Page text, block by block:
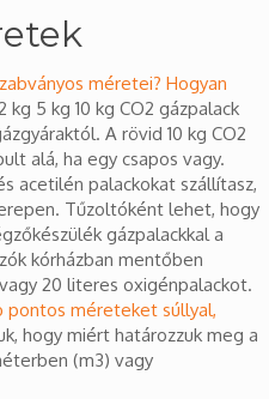
méretei? Hogyan
kg 5 kg 10 kg CO2 gázpalack
A rövid 10 kg CO2
alá, ha egy csapos vagy.
acetilén palackokat szállítasz,
Tűzoltóként lehet, hogy
gázpalackkal a
kórházban mentőben
20 literes oxigénpalackot.
pontos méreteket súllyal,
hogy miért határozzuk meg a
(m3) vagy